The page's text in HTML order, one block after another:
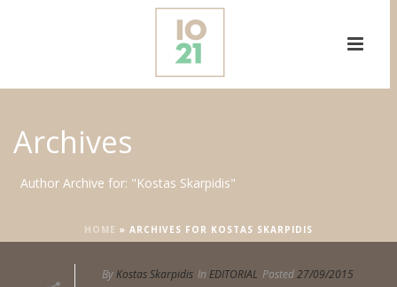
Archives
Author Archive for: "Kostas Skarpidis"
HOME » ARCHIVES FOR KOSTAS SKARPIDIS
ByKostas Skarpidis In EDITORIAL Posted27/09/2015